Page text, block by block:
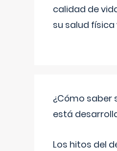
calidad de
su salud física
¿Cómo saber
está
Los hitos del